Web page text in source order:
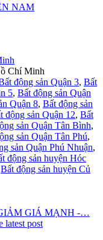
NAM
Chí Minh
động sản Quận 3, Bất
5, Bất động sản Quận
Quận 8, Bất động sản
động sản Quận 12, Bất
sản Quận Tân Bình,
sản Quận Tân Phú,
sản Quận Phú Nhuận,
động sản huyện Hóc
Bất động sản huyện Củ
GIÁ MẠNH -…
latest post